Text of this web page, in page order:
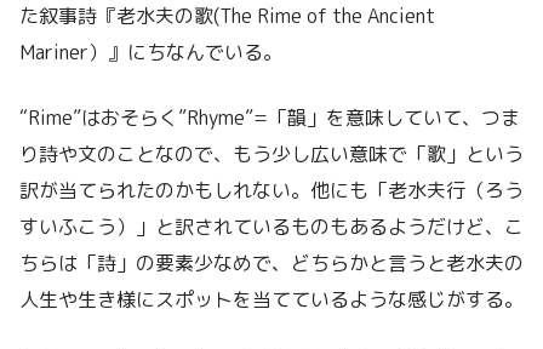
た叙事詩『老水夫の歌(The Rime of the Ancient
Mariner）』にちなんでいる。
“Rime”はおそらく”Rhyme”=「韻」を意味していて、つま
り詩や文のことなので、もう少し広い意味で「歌」という
訳が当てられたのかもしれない。他にも「老水夫行（ろう
すいふこう）」と訳されているものもあるようだけど、こ
ちらは「詩」の要素少なめで、どちらかと言うと老水夫の
人生や生き様にスポットを当てているような感じがする。